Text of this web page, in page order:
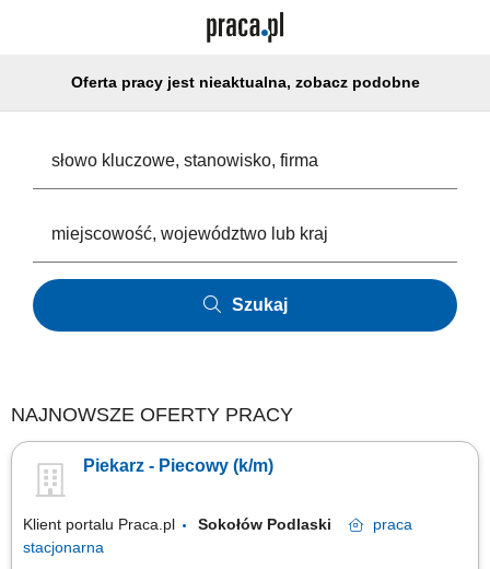
Oferta pracy jest nieaktualna, zobacz podobne
Szukaj
NAJNOWSZE OFERTY PRACY
Piekarz - Piecowy (k/m)
Klient portalu Praca.pl Sokołów Podlaski
praca
stacjonarna